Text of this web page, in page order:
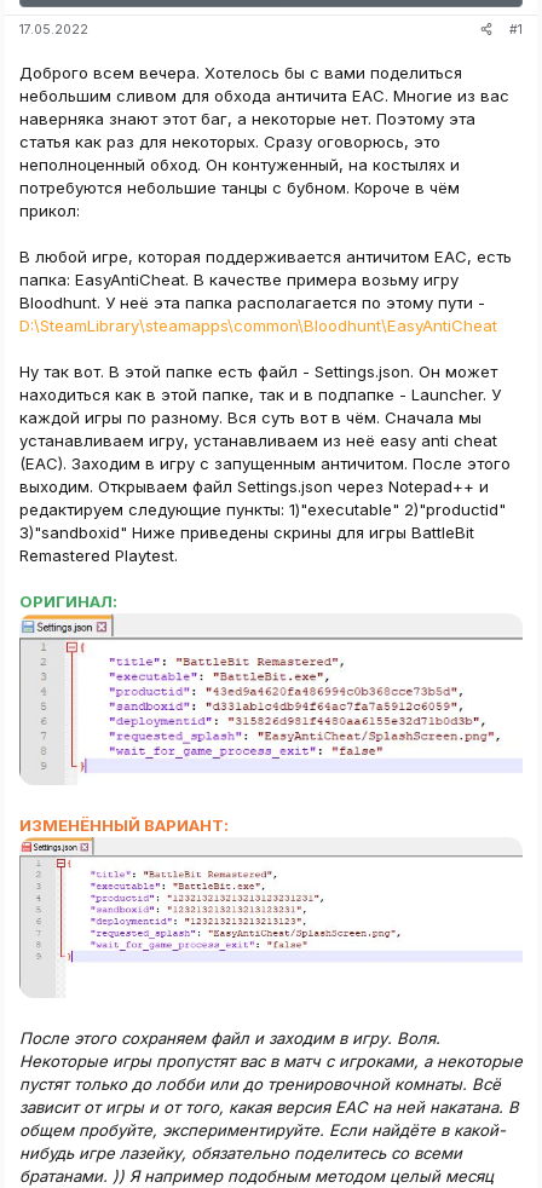
17.05.2022 #1
Доброго всем вечера. Хотелось бы с вами поделиться
небольшим сливом для обхода античита EAC. Многие из вас
наверняка знают этот баг, а некоторые нет. Поэтому эта
статья как раз для некоторых. Сразу оговорюсь, это
неполноценный обход. Он контуженный, на костылях и
потребуются небольшие танцы с бубном. Короче в чём
прикол:
В любой игре, которая поддерживается античитом EAC, есть
папка: EasyAntiCheat. В качестве примера возьму игру
Bloodhunt. У неё эта папка располагается по этому пути -
D:\SteamLibrary\steamapps\common\Bloodhunt\EasyAntiCheat
Ну так вот. В этой папке есть файл - Settings.json. Он может
находиться как в этой папке, так и в подпапке - Launcher. У
каждой игры по разному. Вся суть вот в чём. Сначала мы
устанавливаем игру, устанавливаем из неё easy anti cheat
(EAC). Заходим в игру с запущенным античитом. После этого
выходим. Открываем файл Settings.json через Notepad++ и
редактируем следующие пункты: 1)"executable" 2)"productid"
3)"sandboxid" Ниже приведены скрины для игры BattleBit
Remastered Playtest.
ОРИГИНАЛ:
ИЗМЕНЁННЫЙ ВАРИАНТ:
После этого сохраняем файл и заходим в игру. Воля.
Некоторые игры пропустят вас в матч с игроками, а некоторые
пустят только до лобби или до тренировочной комнаты. Всё
зависит от игры и от того, какая версия EAC на ней накатана. В
общем пробуйте, экспериментируйте. Если найдёте в какой-
нибудь игре лазейку, обязательно поделитесь со всеми
братанами. )) Я например подобным методом целый месяц